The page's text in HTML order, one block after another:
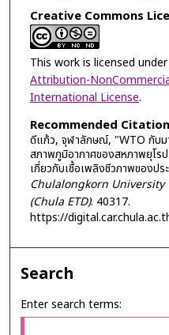
Creative Commons
This work is licensed
Attribution-
International License.
Recommended Citation
ดีแก้ว, จุฬาลักษณ์, "WTO กับม
สภาพภูมิอากาศของสหภาพยุโ
เกี่ยวกับเชื้อเพลิงชีวภาพของปร
Chulalongkorn
(Chula ETD). 40317.
https://
Search
Enter search terms: